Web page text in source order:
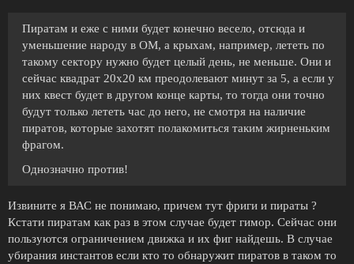
Пиратам и еже с ними будет конечно весело, отсюда и
уменьшение народу в ОМ, а крыхам, например, лететь по
такому сектору нужно будет целый день, не меньше. Они и
сейчас квадрат 20х20 км преодолевают минут за 5, а если у
них квест будет в другом конце карты, то тогда они точно
будут только лететь час до него, не смотря на наличие
пиратов, которые захотят полакомиться таким жирненьким
фрагом.
Однозначно против!
Извините я ВАС не понимаю, причем тут фриги и пираты ?
Кстати пиратам как раз в этом случае будет гимор. Сейчас они
пользуются ограничением движка и их фиг найдешь. В случае
убирания инстантов если кто то обнаружит пиратов в таком то